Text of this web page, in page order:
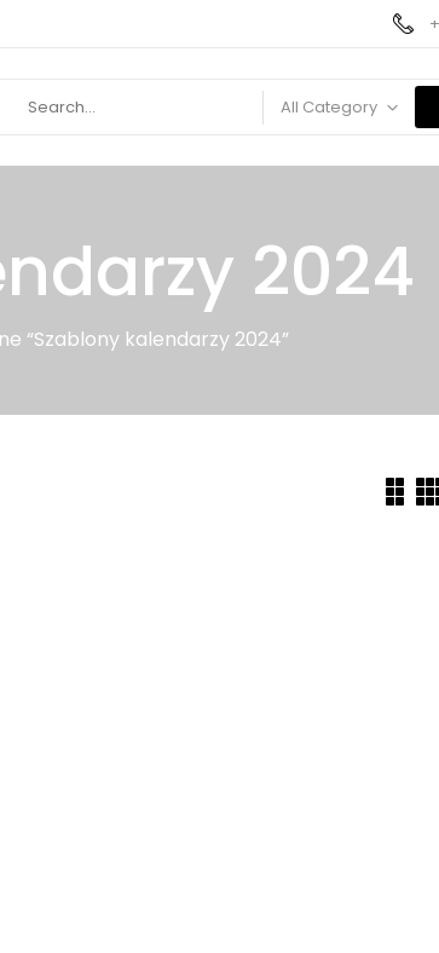
All Category
2024
“Szablony kalendarzy 2024”